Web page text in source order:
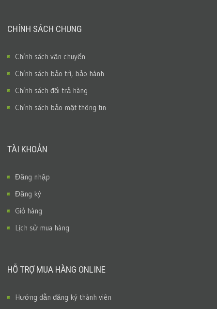
CHÍNH SÁCH CHUNG
Chính sách vận chuyển
Chính sách bảo trì, bảo hành
Chính sách đổi trả hàng
Chính sách bảo mật thông tin
TÀI KHOẢN
Đăng nhập
Đăng ký
Giỏ hàng
Lịch sử mua hàng
HỖ TRỢ MUA HÀNG ONLINE
Hướng dẫn đăng ký thành viên